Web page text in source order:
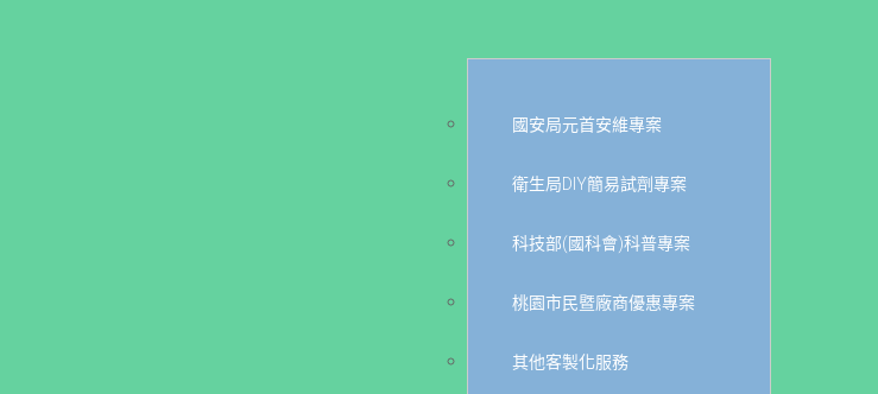
國安局元首安維專案
衛生局DIY簡易試劑專案
科技部(國科會)科普專案
桃園市民暨廠商優惠專案
其他客製化服務